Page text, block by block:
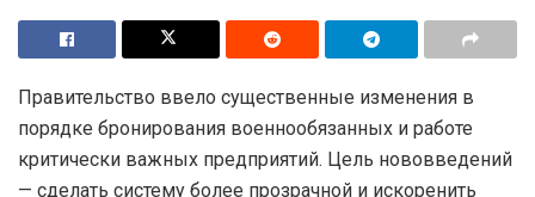
Правительство ввело существенные изменения в
порядке бронирования военнообязанных и работе
критически важных предприятий. Цель нововведений
— сделать систему более прозрачной и искоренить